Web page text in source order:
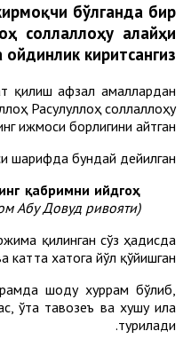
бўлганда бир
соллаллоҳу алайҳи
киритсангиз.
қилиш афзал амаллардан
Расулуллоҳ соллаллоҳу
ижмоси борлигини айтган.
шарифда бундай дейилган:
қабримни ийдгоҳ
Абу Довуд ривояти).
хатога йўл қўйишган.
шоду хуррам бўлиб,
ўта тавозеъ ва хушу ила
турилади.